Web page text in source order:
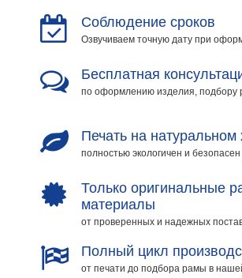
Соблюдение сроков
Озвучиваем точную дату при
Бесплатная
по оформлению изделия, подбору
Печать на натуральном
полностью экологичен и
Только оригинальные
материалы
от проверенных и надежных
Полный цикл
от печати до подбора рамы в